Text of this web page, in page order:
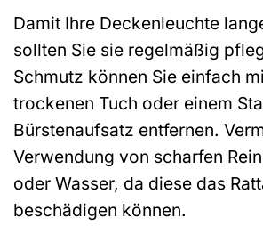
Damit Ihre Deckenleuchte
sollten Sie sie regelmäßig
Schmutz können Sie einfach
trockenen Tuch oder einem
Bürstenaufsatz entfernen.
Verwendung von scharfen
oder Wasser, da diese das
beschädigen können.